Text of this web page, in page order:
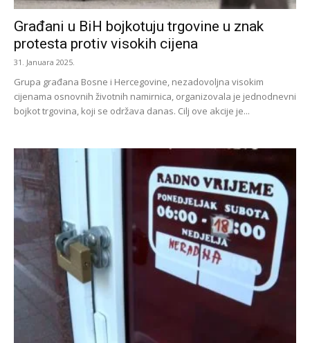
Građani u BiH bojkotuju trgovine u znak
protesta protiv visokih cijena
31. Januara 2025.
Grupa građana Bosne i Hercegovine, nezadovoljna visokim
cijenama osnovnih životnih namirnica, organizovala je jednodnevni
bojkot trgovina, koji se održava danas. Cilj ove akcije je...